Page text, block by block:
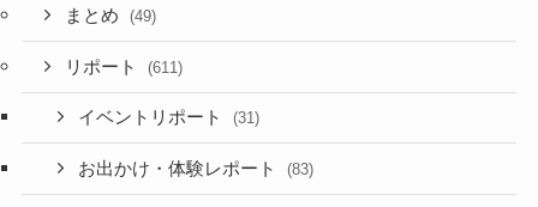
まとめ (49)
リポート (611)
イベントリポート (31)
お出かけ・体験レポート (83)